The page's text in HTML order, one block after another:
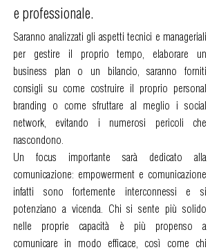
e professionale.
Saranno analizzati gli aspetti tecnici e manageriali
per gestire il proprio tempo, elaborare un
business plan o un bilancio, saranno forniti
consigli su come costruire il proprio personal
branding o come sfruttare al meglio i social
network, evitando i numerosi pericoli che
nascondono.
Un focus importante sarà dedicato alla
comunicazione: empowerment e comunicazione
infatti sono fortemente interconnessi e si
potenziano a vicenda. Chi si sente più solido
nelle proprie capacità è più propenso a
comunicare in modo efficace, così come chi